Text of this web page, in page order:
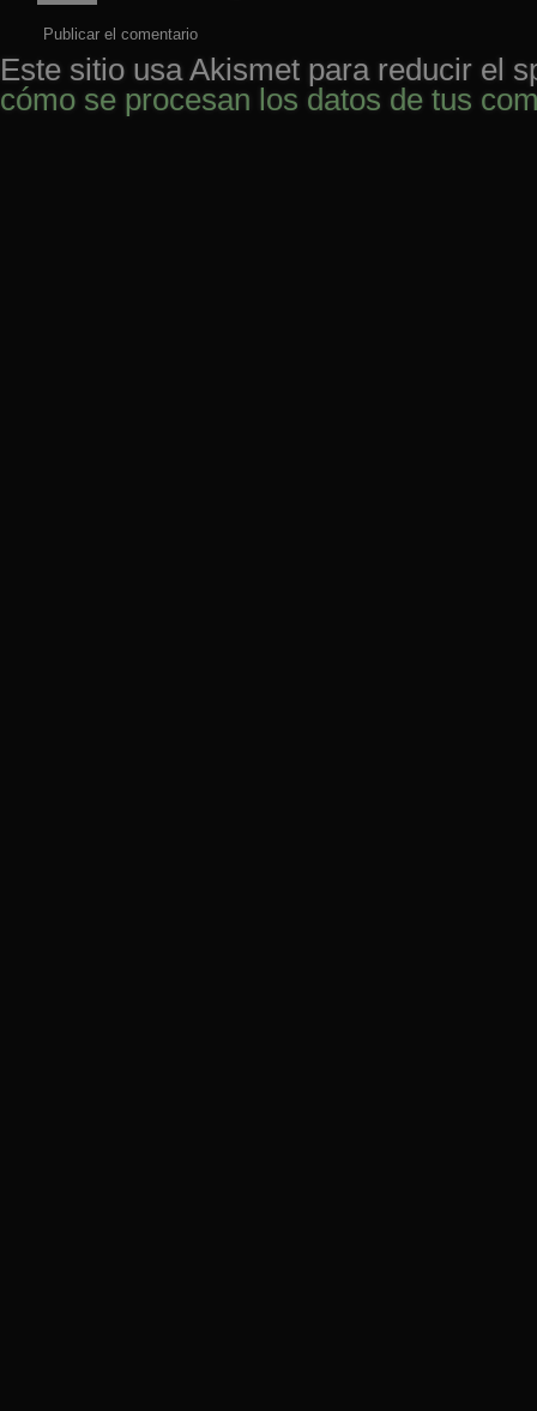
Este sitio usa Akismet para reducir el
cómo se procesan los datos de tus